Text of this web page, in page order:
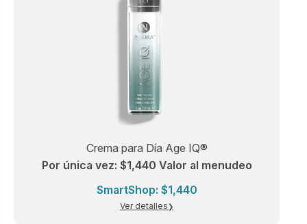
Crema para Día Age IQ®
Por única vez: $1,440 Valor al menudeo
SmartShop: $1,440
Ver detalles